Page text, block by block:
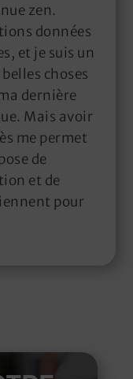
zen.
données
et je suis un
choses
dernière
Mais avoir
me permet
de
et de
pour